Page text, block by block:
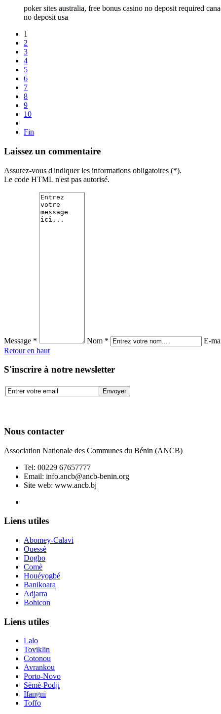
poker sites australia, free bonus casino no deposit required
no deposit usa
1
2
3
4
5
6
7
8
9
10
Fin
Laissez un commentaire
Assurez-vous d'indiquer les informations obligatoires (*).
Le code HTML n'est pas autorisé.
Message * Nom *
E-
Retour en haut
S'inscrire à notre newsletter
Nous contacter
Association Nationale des Communes du Bénin (ANCB)
Tel: 00229 67657777
Email: info.ancb@ancb-benin.org
Site web: www.ancb.bj
Liens utiles
Abomey-Calavi
Ouessè
Dogbo
Comè
Houéyogbé
Banikoara
Adjarra
Bohicon
Liens utiles
Lalo
Toviklin
Cotonou
Avrankou
Porto-Novo
Sèmè-Podji
Ifangni
Toffo